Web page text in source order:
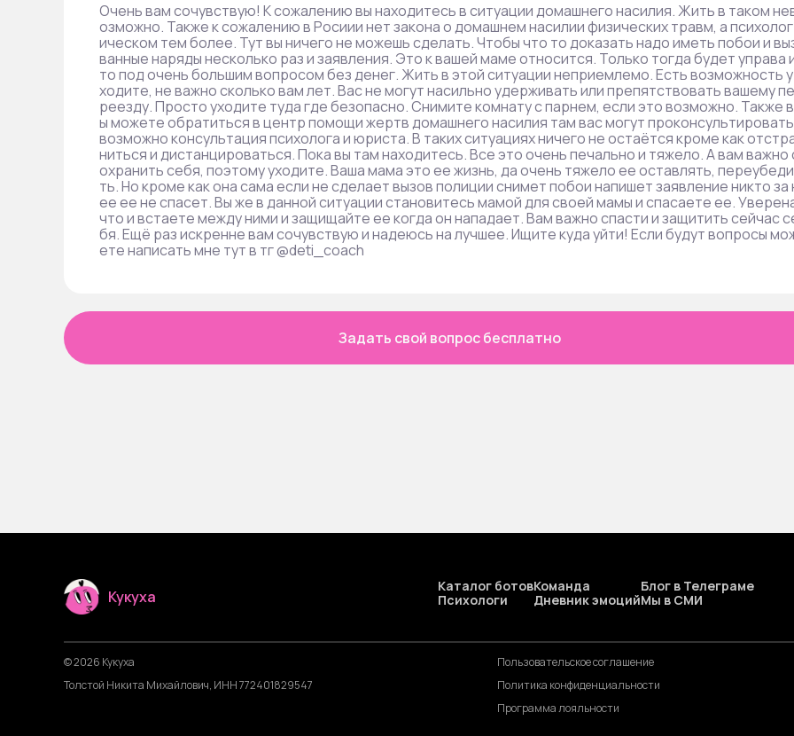
Очень вам сочувствую! К сожалению вы находитесь в ситуации домашнего насилия. Жить в таком
озможно. Также к сожалению в Росиии нет закона о домашнем насилии физических травм, а психолог
ическом тем более. Тут вы ничего не можешь сделать. Чтобы что то доказать надо иметь побои и
ванные наряды несколько раз и заявления. Это к вашей маме относится. Только тогда будет управа
то под очень большим вопросом без денег. Жить в этой ситуации неприемлемо. Есть возможность у
ходите, не важно сколько вам лет. Вас не могут насильно удерживать или препятствовать вашему пе
реезду. Просто уходите туда где безопасно. Снимите комнату с парнем, если это возможно. Также в
ы можете обратиться в центр помощи жертв домашнего насилия там вас могут
возможно консультация психолога и юриста. В таких ситуациях ничего не остаётся кроме как
ниться и дистанцироваться. Пока вы там находитесь. Все это очень печально и тяжело. А вам важно
охранить себя, поэтому уходите. Ваша мама это ее жизнь, да очень тяжело ее оставлять, переубеди
ть. Но кроме как она сама если не сделает вызов полиции снимет побои напишет заявление никто за
ее ее не спасет. Вы же в данной ситуации становитесь мамой для своей мамы и спасаете ее.
что и встаете между ними и защищайте ее когда он нападает. Вам важно спасти и защитить сейчас
бя. Ещё раз искренне вам сочувствую и надеюсь на лучшее. Ищите куда уйти! Если будут вопросы
ете написать мне тут в тг @deti_coach
Задать свой вопрос бесплатно
Кукуха
Каталог ботов
Психологи
Команда
Дневник эмоций
Блог в Телеграме
Мы в СМИ
© 2026 Кукуха
Толстой Никита Михайлович, ИНН 772401829547
Пользовательское соглашение
Политика конфиденциальности
Программа лояльности